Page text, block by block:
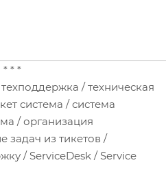
* * *
/ техническая
система / система
/ организация
задач из тикетов /
/ ServiceDesk / Service